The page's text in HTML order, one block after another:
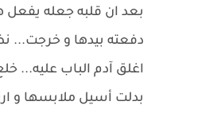
بعد ان قلبه جعله يفعل
دفعته بيدها و خرجت...
اغلق آدم الباب عليه...
بدلت أسيل ملابسها و